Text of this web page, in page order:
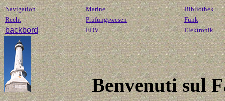
Navigation Marine
Bibliothek
Recht
Prüfungswesen Funk
backbord EDV Elektronik
Benvenuti sul